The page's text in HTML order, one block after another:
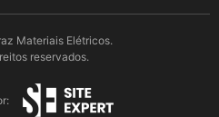
Materiais Elétricos.
reservados.